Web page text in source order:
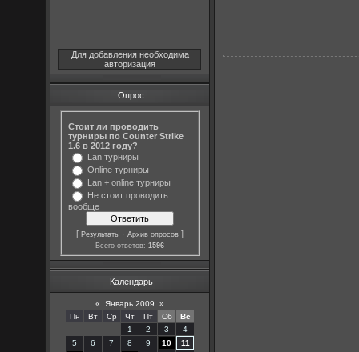
Для добавления необходима
авторизация
Опрос
Стоит ли проводить
турниры по Counter Strike
1.6 в 2012 году?
Lan турниры
Online турниры
Lan + online турниры
Не стоит проводить
вообще
[Результаты ·Архив опросов ]
Всего ответов:1596
Календарь
« Январь 2009
»
Пн
Вт Ср Чт Пт Сб
Вс
1
2 3
4
5
6 7 8 9 10
11